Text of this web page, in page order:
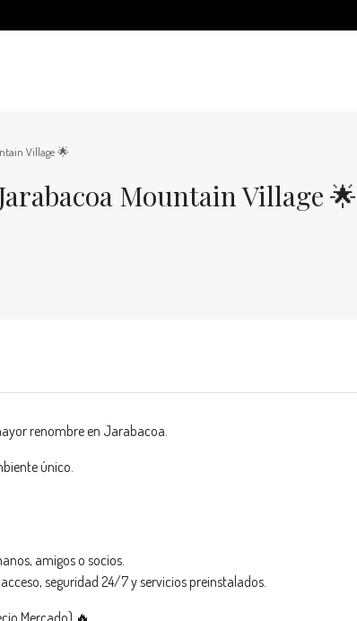
Village 🌟
Mountain Village 🌟
renombre en Jarabacoa.
único.
amigos o socios.
seguridad 24/7 y servicios preinstalados.
Mercado) 🔥